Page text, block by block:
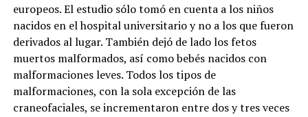
europeos. El estudio sólo tomó en cuenta a los niños
nacidos en el hospital universitario y no a los que fueron
derivados al lugar. También dejó de lado los fetos
muertos malformados, así como bebés nacidos con
malformaciones leves. Todos los tipos de
malformaciones, con la sola excepción de las
craneofaciales, se incrementaron entre dos y tres veces